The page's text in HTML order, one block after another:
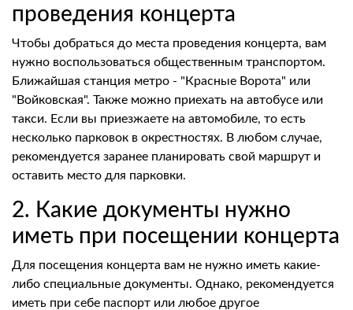
проведения концерта
Чтобы добраться до места проведения концерта, вам
нужно воспользоваться общественным транспортом.
Ближайшая станция метро - "Красные Ворота" или
"Войковская". Также можно приехать на автобусе или
такси. Если вы приезжаете на автомобиле, то есть
несколько парковок в окрестностях. В любом случае,
рекомендуется заранее планировать свой маршрут и
оставить место для парковки.
2. Какие документы нужно
иметь при посещении концерта
Для посещения концерта вам не нужно иметь какие-
либо специальные документы. Однако, рекомендуется
иметь при себе паспорт или любое другое